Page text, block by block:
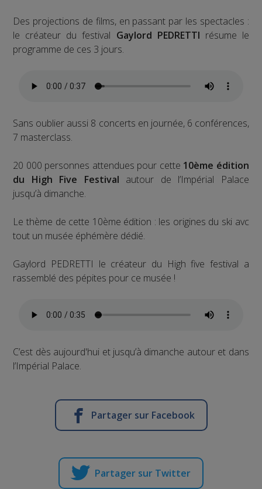
Des projections de films, en passant par les spectacles :
le créateur du festival Gaylord PEDRETTI résume le
programme de ces 3 jours.
Sans oublier aussi 8 concerts en journée, 6 conférences,
7 masterclass.
20 000 personnes attendues pour cette 10ème édition
du High Five Festival autour de l’Impérial Palace
jusqu’à dimanche.
Le thème de cette 10ème édition : les origines du ski avc
tout un musée éphémère dédié.
Gaylord PEDRETTI le créateur du High five festival a
rassemblé des pépites pour ce musée !
C’est dès aujourd'hui et jusqu’à dimanche autour et dans
l’Impérial Palace.
Partager sur Facebook
Partager sur Twitter